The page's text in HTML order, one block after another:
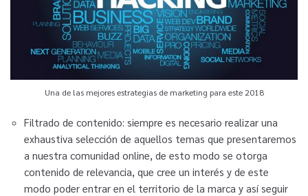
Una de las mejores estrategias de marketing para este 2018
Filtrado de contenido: siempre es necesario realizar una
exhaustiva selección de aquellos temas que presentaremos
a nuestra comunidad online, de esto modo se otorga
contenido de relevancia, que cree un interés y de este
modo poder entrar en el territorio de la marca y así seguir